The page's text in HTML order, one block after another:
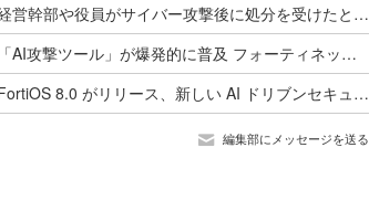
経営幹部や役員がサイバー攻撃後に処分を受けたと50%が回答 ～ フォーティネット調査
「AI攻撃ツール」が爆発的に普及 フォーティネット2026年レポート
FortiOS 8.0 がリリース、新しい AI ドリブンセキュリティ・次世代 SASE・量子安全機能を提供
編集部にメッセージを送る